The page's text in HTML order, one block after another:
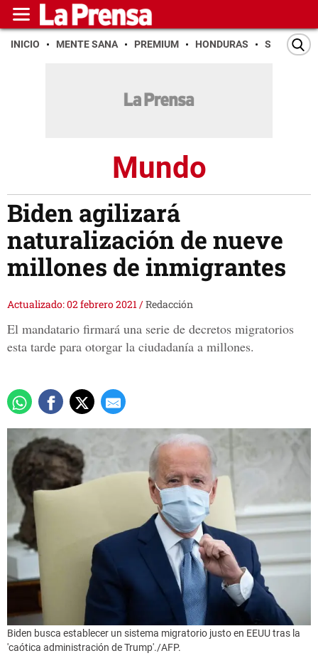
INICIO MENTE SANA PREMIUM HONDURAS SAN PEDRO
Mundo
Biden agilizará
naturalización de nueve
millones de inmigrantes
Actualizado: 02 febrero 2021/Redacción
El mandatario firmará una serie de decretos migratorios
esta tarde para otorgar la ciudadanía a millones.
Biden busca establecer un sistema migratorio justo en EEUU tras la
'caótica administración de Trump'./AFP.